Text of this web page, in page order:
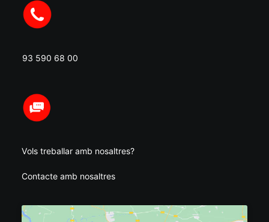
93 590 68 00
Vols treballar amb nosaltres?
Contacte amb nosaltres